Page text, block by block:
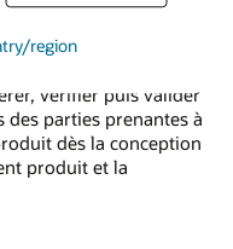
region
au processus utilisé
vérifier puis valider
des parties prenantes à
dès la conception
produit et la